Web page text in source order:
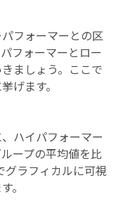
フォーマーとの区
フォーマーとロー
ましょう。ここで
げます。
ハイパフォーマー
ープの平均値を比
グラフィカルに可視
。